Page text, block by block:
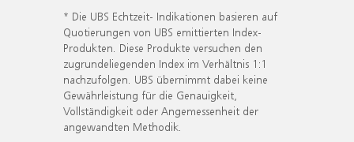
* Die UBS Echtzeit- Indikationen basieren auf
Quotierungen von UBS emittierten Index-
Produkten. Diese Produkte versuchen den
zugrundeliegenden Index im Verhältnis 1:1
nachzufolgen. UBS übernimmt dabei keine
Gewährleistung für die Genauigkeit,
Vollständigkeit oder Angemessenheit der
angewandten Methodik.